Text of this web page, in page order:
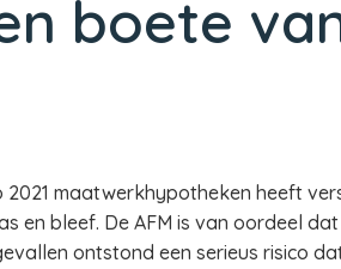
boete
2021 maatwerkhypotheken heeft
en bleef. De AFM is van oordeel dat
ontstond een serieus risico